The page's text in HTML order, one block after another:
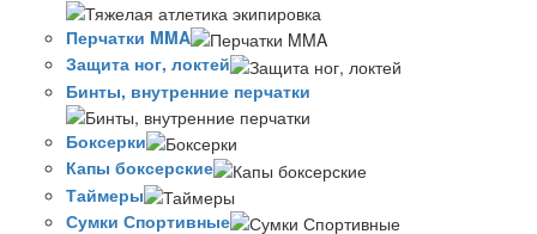
Перчатки MMA
Защита ног, локтей
Бинты, внутренние перчатки
Боксерки
Капы боксерские
Таймеры
Сумки Спортивные